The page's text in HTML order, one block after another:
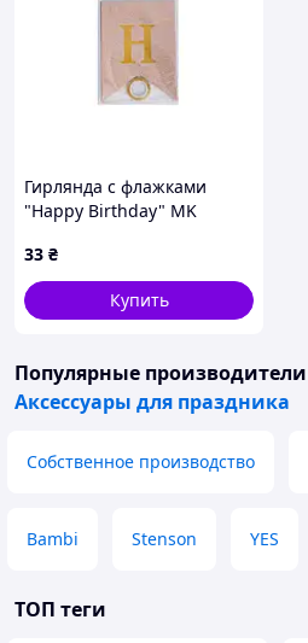
Гирлянда с флажками
"Happy Birthday" MK
33 ₴
Купить
Популярные производители
Аксессуары для праздника
Собственное производство
Bambi Stenson YES
ТОП теги